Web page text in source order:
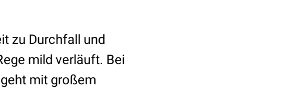
zu Durchfall und
mild verläuft. Bei
mit großem